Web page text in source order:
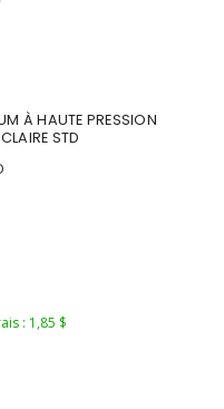
À HAUTE PRESSION
STD
: 1,85 $